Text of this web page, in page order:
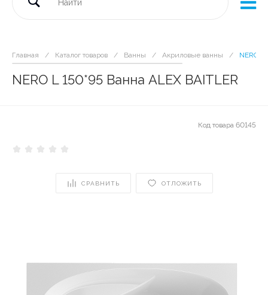
Главная / Каталог товаров / Ванны / Акриловые ванны / NERO L
NERO L 150*95 Ванна ALEX BAITLER
Код товара 60145
СРАВНИТЬ ОТЛОЖИТЬ